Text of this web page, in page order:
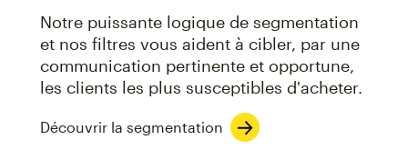
Notre puissante logique de segmentation
et nos filtres vous aident à cibler, par une
communication pertinente et opportune,
les clients les plus susceptibles d'acheter.
Découvrir la segmentation